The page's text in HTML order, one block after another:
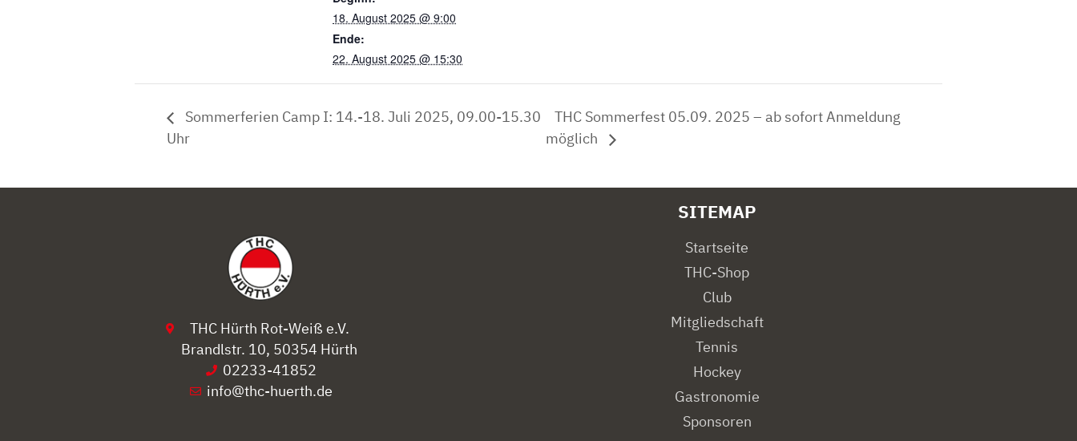
18. August 2025 @ 9:00
Ende:
22. August 2025 @ 15:30
Sommerferien Camp I: 14.-18. Juli 2025, 09.00-15.30
Uhr
THC Sommerfest 05.09. 2025 – ab sofort Anmeldung
möglich
THC Hürth Rot-Weiß e.V.
Brandlstr. 10, 50354 Hürth
02233-41852
info@thc-huerth.de
SITEMAP
Startseite
THC-Shop
Club
Mitgliedschaft
Tennis
Hockey
Gastronomie
Sponsoren